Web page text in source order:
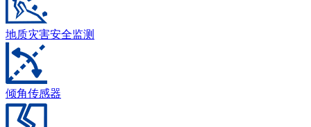
地质灾害安全监测
倾角传感器